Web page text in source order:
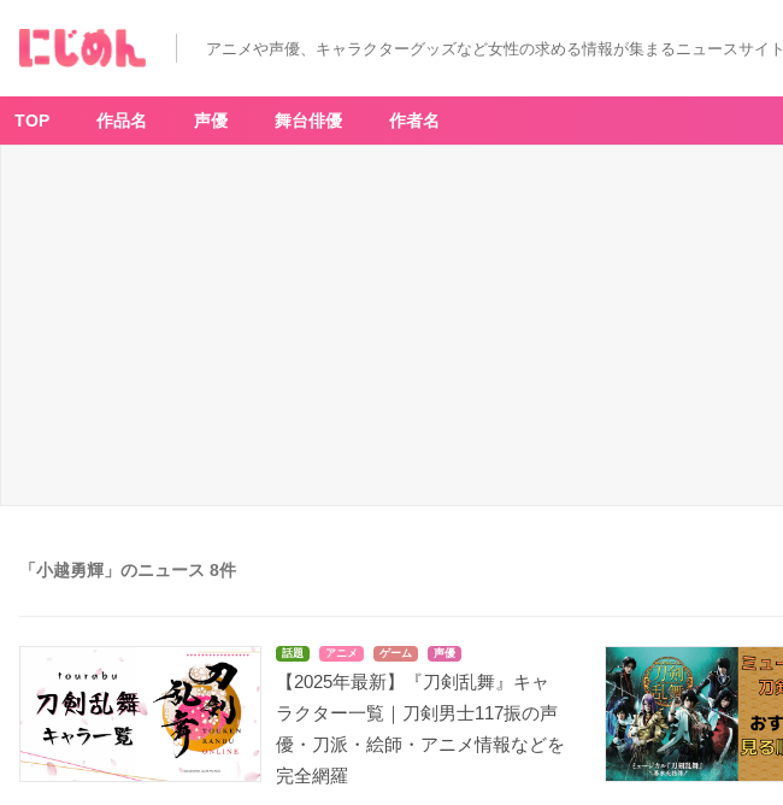
アニメや声優、キャラクターグッズなど女性の求める情報が集まるニュースサイト
TOP 作品名 声優 舞台俳優 作者名
「小越勇輝」のニュース 8件
話題 アニメ ゲーム 声優
【2025年最新】『刀剣乱舞』キャ
ラクター一覧｜刀剣男士117振の声
優・刀派・絵師・アニメ情報などを
完全網羅